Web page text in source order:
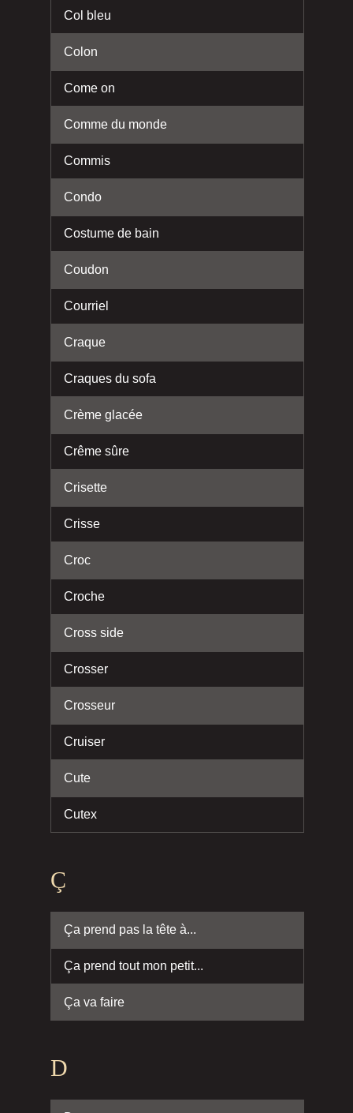
Col bleu
Colon
Come on
Comme du monde
Commis
Condo
Costume de bain
Coudon
Courriel
Craque
Craques du sofa
Crème glacée
Crême sûre
Crisette
Crisse
Croc
Croche
Cross side
Crosser
Crosseur
Cruiser
Cute
Cutex
Ç
Ça prend pas la tête à...
Ça prend tout mon petit...
Ça va faire
D